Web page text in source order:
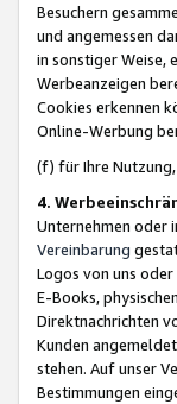
Besuchern
und angemessen
in sonstiger Weise,
Werbeanzeigen
Cookies erkennen
Online-Werbung
(f) für Ihre
4.
Unternehmen oder
Vereinbarung
Logos von uns
E-Books,
Direktnachrichten
Kunden
stehen. Auf unser
Bestimmungen